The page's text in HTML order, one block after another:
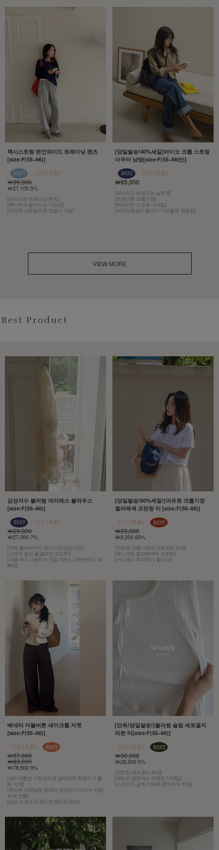
맥시스트링 편안와이드 트레이닝 팬츠
[size:F(55~66)]
￦39,000
￦37,100 5%
[와이드한 트레이닝 팬츠]
[맥시하게 떨어지는 기장감]
[하단에 스트링으로 조절이 가능]
[당일발송!40%세일]바이오 크롭 스트링
아우터 남방[size:F(55~66반)]
￦65,000
[넉넉하고 여유있는 실루엣]
[트렌디한 크롭기장]
[허리라인 스트링 디테일]
[바이오워싱이 들어가 기분좋은 착용감]
VIEW MORE
Best Product
감성자수 블러썸 여리레스 블라우스
[size:F(55~66)]
￦29,000
￦27,000 7%
[전체 플라워자수 레이스/안감있어요]
[소매와 밑단 물결라인 포인트!]
[여름내내 시원하게 간절기에는 쟈켓안에도 예
뻐요]
[당일발송!60%세일!]여유핏 크롭기장
컬러배색 프린팅 티 [size:F(55~66)]
￦23,000
￦9,200 60%
[적당한 크롭기장에 여유로운 핏감]
[유니크한 컬러배색의 프린팅]
[어디에나 매치하기 좋아요!]
베네타 더블버튼 세미크롭 자켓
[size:F(55~66)]
￦87,000
￦83,000
￦78,900 9%
[세미크롭한 기장감으로 담백하게 착용하기 좋
은 자켓]
[투버튼 디테일로 흔하지 않으면서 바디는 아담
하게 연출]
[낮은 포켓과 라운드한 허리단 라인]
[단독!당일발송!]블러썸 슬림 세로골지
리본 티[size:F(55~66)]
￦30,000
￦28,500 5%
[잔잔한 세로골지 짜임]
[넥라인 중앙에는 리본끈 디테일]
[스판끼가 살짝 더해져 쫀득하게 착용]